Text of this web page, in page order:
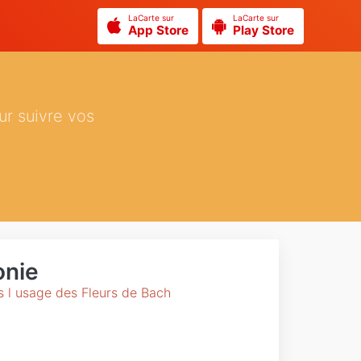
LaCarte sur
App Store
LaCarte sur
Play Store
suivre vos
usage des Fleurs de Bach